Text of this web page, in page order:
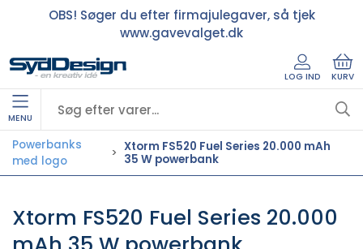
OBS! Søger du efter firmajulegaver, så tjek
www.gavevalget.dk
LOG IND KURV
MENU
Powerbanks
med logo
Xtorm FS520 Fuel Series 20.000 mAh
35 W powerbank
Xtorm FS520 Fuel Series 20.000